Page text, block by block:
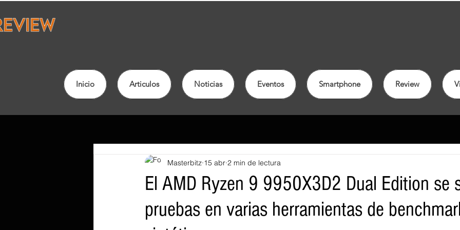
Inicio Articulos Noticias Eventos Smartphone Review
El AMD Ryzen 9 9950X3D2 Dual Edition se
pruebas en varias herramientas de
Masterbitz 15 abr 2 min de lectura